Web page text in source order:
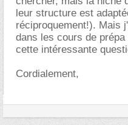
leur structure est
réciproquement!). Mais
dans les cours de
cette intéressante
Cordialement,